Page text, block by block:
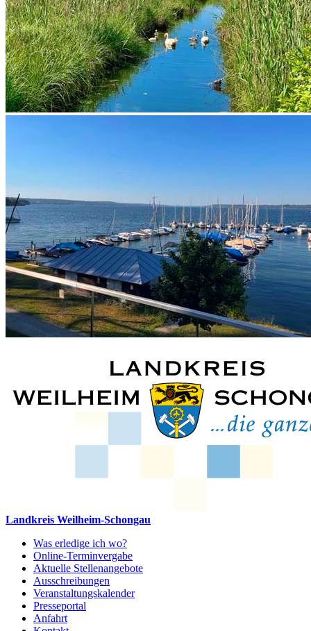
Landkreis Weilheim-Schongau
Was erledige ich wo?
Online-Terminvergabe
Aktuelle Stellenangebote
Ausschreibungen
Veranstaltungskalender
Presseportal
Anfahrt